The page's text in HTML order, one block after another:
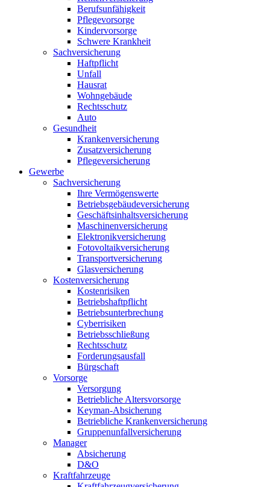
Berufsunfähigkeit
Pflegevorsorge
Kindervorsorge
Schwere Krankheit
Sachversicherung
Haftpflicht
Unfall
Hausrat
Wohngebäude
Rechtsschutz
Auto
Gesundheit
Krankenversicherung
Zusatzversicherung
Pflegeversicherung
Gewerbe
Sachversicherung
Ihre Vermögenswerte
Betriebsgebäudeversicherung
Geschäftsinhaltsversicherung
Maschinenversicherung
Elektronikversicherung
Fotovoltaikversicherung
Transportversicherung
Glasversicherung
Kostenversicherung
Kostenrisiken
Betriebshaftpflicht
Betriebsunterbrechung
Cyberrisiken
Betriebsschließung
Rechtsschutz
Forderungsausfall
Bürgschaft
Vorsorge
Versorgung
Betriebliche Altersvorsorge
Keyman-Absicherung
Betriebliche Krankenversicherung
Gruppenunfallversicherung
Manager
Absicherung
D&O
Kraftfahrzeuge